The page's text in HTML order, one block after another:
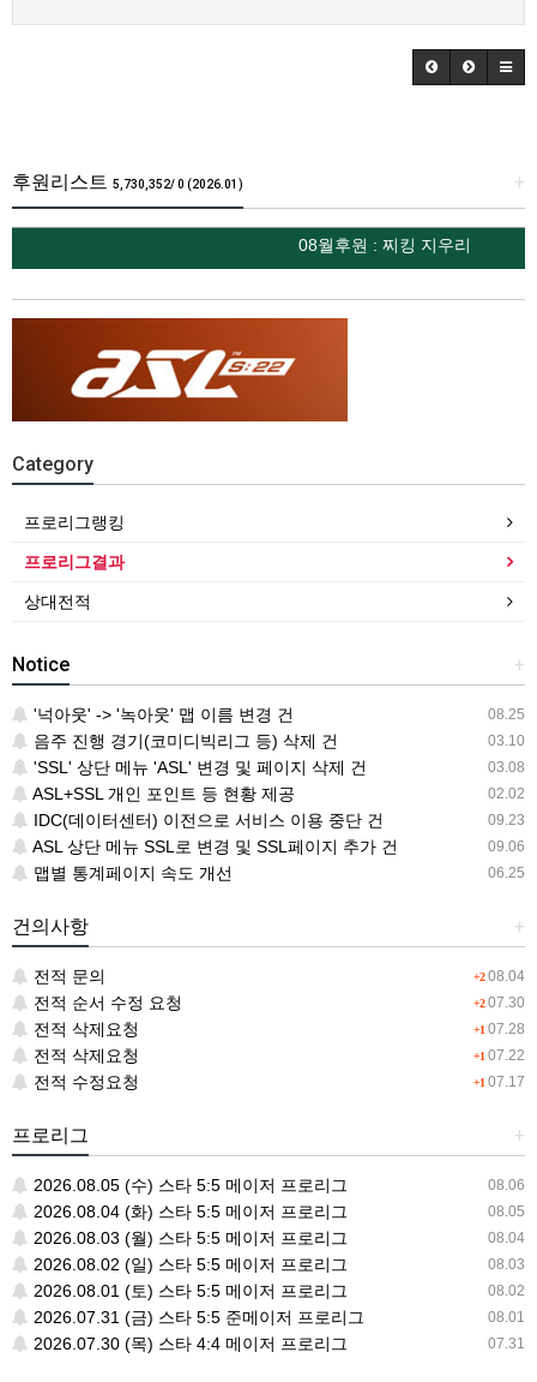
+
후원리스트 5,730,352/ 0 (2026.01)
08월후원 : 찌킹 지우리
Category
프로리그랭킹
프로리그결과
상대전적
+
Notice
08.25
'넉아웃' -> '녹아웃' 맵 이름 변경 건
03.10
음주 진행 경기(코미디빅리그 등) 삭제 건
03.08
'SSL' 상단 메뉴 'ASL' 변경 및 페이지 삭제 건
02.02
ASL+SSL 개인 포인트 등 현황 제공
09.23
IDC(데이터센터) 이전으로 서비스 이용 중단 건
09.06
ASL 상단 메뉴 SSL로 변경 및 SSL페이지 추가 건
06.25
맵별 통계페이지 속도 개선
+
건의사항
+208.04
전적 문의
+207.30
전적 순서 수정 요청
+1 07.28
전적 삭제요청
+1 07.22
전적 삭제요청
+1 07.17
전적 수정요청
+
프로리그
08.06
2026.08.05 (수) 스타 5:5 메이저 프로리그
08.05
2026.08.04 (화) 스타 5:5 메이저 프로리그
08.04
2026.08.03 (월) 스타 5:5 메이저 프로리그
08.03
2026.08.02 (일) 스타 5:5 메이저 프로리그
08.02
2026.08.01 (토) 스타 5:5 메이저 프로리그
08.01
2026.07.31 (금) 스타 5:5 준메이저 프로리그
07.31
2026.07.30 (목) 스타 4:4 메이저 프로리그